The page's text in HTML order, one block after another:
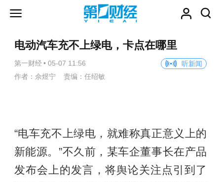
电动汽车充不上绿电，卡点在哪里
第一财经 • 05-07 11:56
听新闻
作者：佘煜宁 责编：任绍敏
“电车充不上绿电，就难称真正意义上的
新能源。”不久前，某车企董事长在产品
发布会上的发言，将舆论关注点引到了